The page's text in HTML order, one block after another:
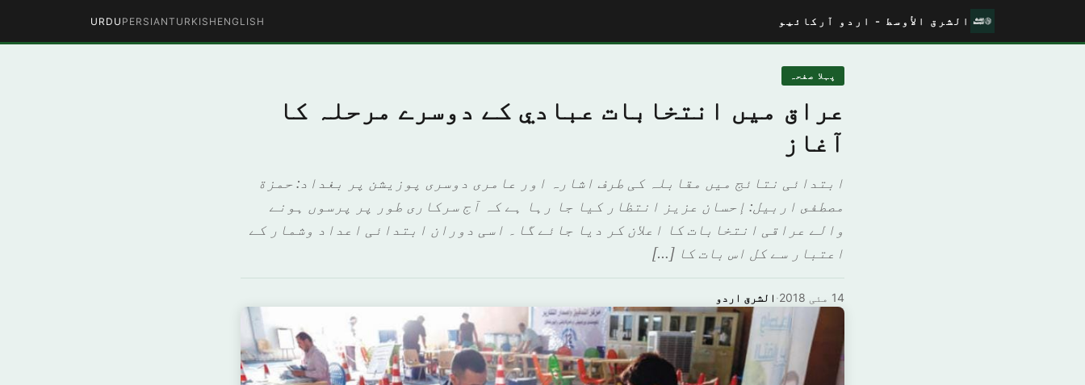
الشرق الأوسط - اردو آرکائیو ENGLISH
TURKISH
PERSIAN
URDU
پہلا صفحہ
عراق میں انتخابات عبادي کے دوسرے مرحلہ کا
آغاز
ابتدائی نتائج میں مقابلہ کی طرف اشارہ اور عامری دوسری پوزیشن پر بغداد: حمزة
مصطفى اربيل: إحسان عزيز انتظار کیا جا رہا ہے کہ آج سرکاری طور پر پرسوں ہونے
والے عراقی انتخابات کا اعلان کر دیا جائے گا۔ اسی دوران ابتدائی اعداد وشمار کے
اعتبار سے کل اس بات کا […]
الشرق اردو · 14 مئی 2018